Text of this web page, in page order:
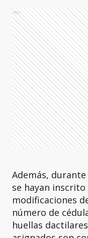
Ads
Además,
se hayan
modificaciones
número de
huellas